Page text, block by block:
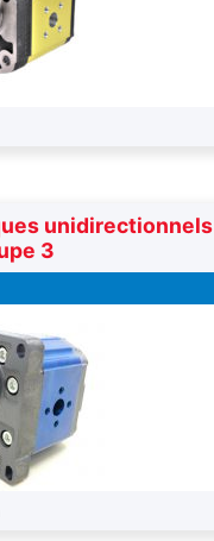
unidirectionnels
3